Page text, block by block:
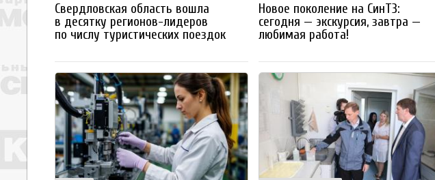
Свердловская область вошла
в десятку регионов-лидеров
по числу туристических поездок
Новое поколение на СинТЗ:
сегодня — экскурсия, завтра —
любимая работа!